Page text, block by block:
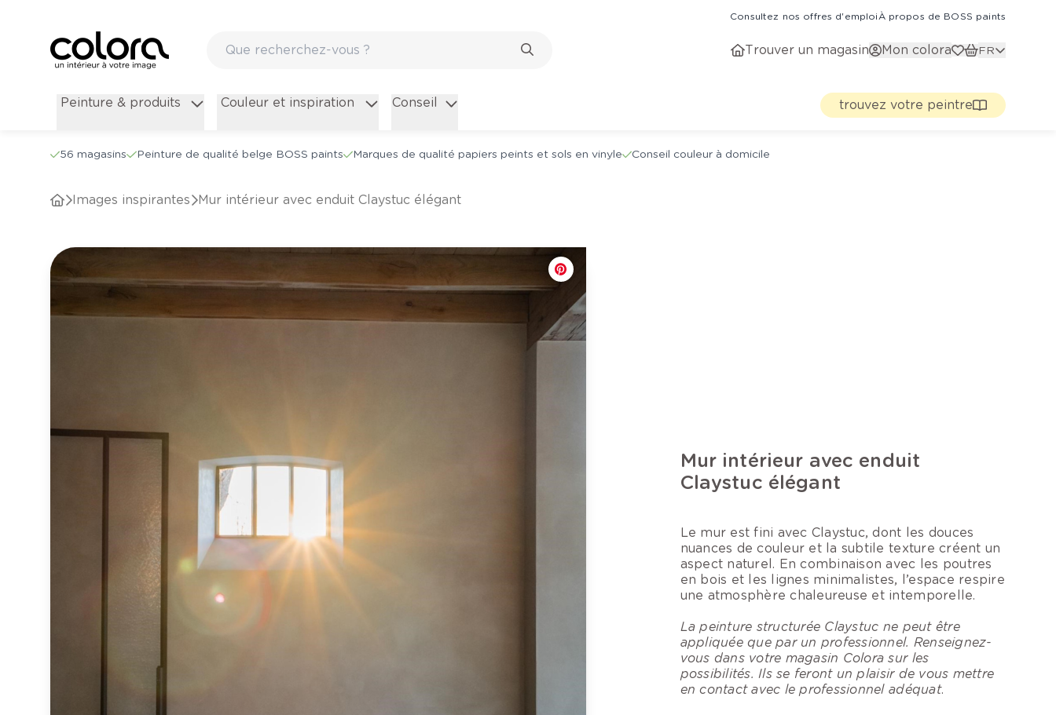
Consultez nos offres d'emploiÀ propos de BOSS paints
Trouver un magasin Mon colora FR
Peinture & produits Couleur et inspiration Conseil trouvez votre peintre
56 magasins Peinture de qualité belge BOSS paints Marques de qualité papiers peints et sols en vinyle Conseil couleur à domicile
Images inspirantes Mur intérieur avec enduit Claystuc élégant
Mur intérieur avec enduit
Claystuc élégant
Le mur est fini avec Claystuc, dont les douces
nuances de couleur et la subtile texture créent un
aspect naturel. En combinaison avec les poutres
en bois et les lignes minimalistes, l’espace respire
une atmosphère chaleureuse et intemporelle.
La peinture structurée Claystuc ne peut être
appliquée que par un professionnel. Renseignez-
vous dans votre magasin Colora sur les
possibilités. Ils se feront un plaisir de vous mettre
en contact avec le professionnel adéquat.